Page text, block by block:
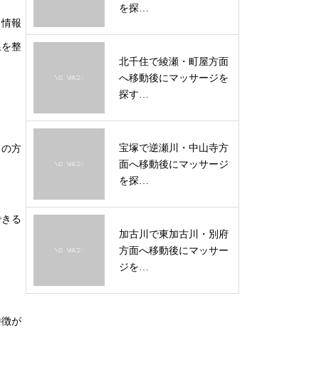
報
整
方
る
が
を探…
北千住で綾瀬・町屋方面
へ移動後にマッサージを
探す…
宝塚で逆瀬川・中山寺方
面へ移動後にマッサージ
を探…
加古川で東加古川・別府
方面へ移動後にマッサー
ジを…